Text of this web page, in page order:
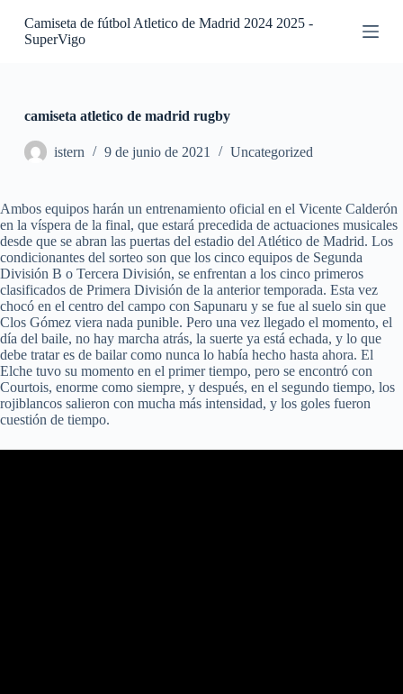
S
e
n
i
d
o
Camiseta de fútbol Atletico de Madrid 2024 2025 -
SuperVigo
camiseta atletico de madrid rugby
istern 9 de junio de 2021 Uncategorized
Ambos equipos harán un entrenamiento oficial en el Vicente Calderón
en la víspera de la final, que estará precedida de actuaciones musicales
desde que se abran las puertas del estadio del Atlético de Madrid. Los
condicionantes del sorteo son que los cinco equipos de Segunda
División B o Tercera División, se enfrentan a los cinco primeros
clasificados de Primera División de la anterior temporada. Esta vez
chocó en el centro del campo con Sapunaru y se fue al suelo sin que
Clos Gómez viera nada punible. Pero una vez llegado el momento, el
día del baile, no hay marcha atrás, la suerte ya está echada, y lo que
debe tratar es de bailar como nunca lo había hecho hasta ahora. El
Elche tuvo su momento en el primer tiempo, pero se encontró con
Courtois, enorme como siempre, y después, en el segundo tiempo, los
rojiblancos salieron con mucha más intensidad, y los goles fueron
cuestión de tiempo.